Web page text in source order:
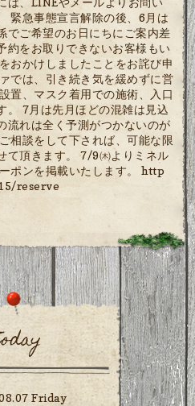
緊急事態宣言解除の後、6月は
でご希望のお日にちにご案内差
約をお取りできないお客様もい
おかけしましたことをお詫び申
では、引き続き気を緩めずに営
置、マスク着用での施術、入口
。 7月は先月ほどの混雑は見込
流れは全く予測がつかないのが
相談をして下されば、可能な限
て頂きます。 7/9㈭よりミネル
ポンを掲載いたします。 http
reserve
Friday